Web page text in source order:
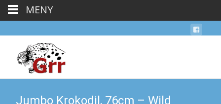
Jumbo Krokodil, 76cm – Wild
MENY